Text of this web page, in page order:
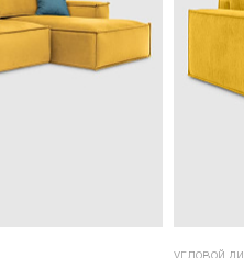
угловой